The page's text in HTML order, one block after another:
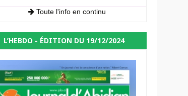
Toute l'info en continu
L’HEBDO - ÉDITION DU 19/12/2024